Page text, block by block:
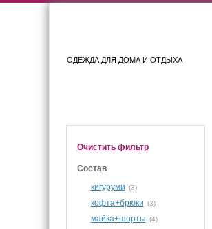
ОДЕЖДА ДЛЯ ДОМА И ОТДЫХА
Очистить фильтр
Состав
кигуруми (3)
кофта+брюки (3)
майка+шорты (4)